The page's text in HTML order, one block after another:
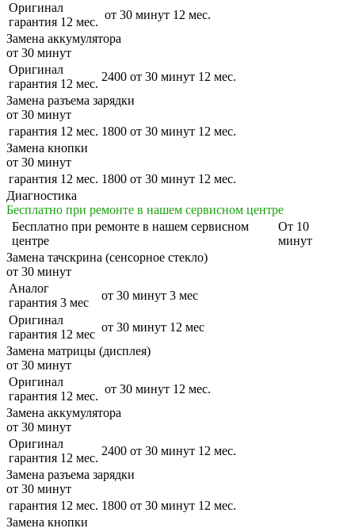
Оригинал
гарантия 12 мес.
от 30 минут 12 мес.
Замена аккумулятора
от 30 минут
Оригинал
гарантия 12 мес.
2400 от 30 минут 12 мес.
Замена разъема зарядки
от 30 минут
гарантия 12 мес. 1800 от 30 минут 12 мес.
Замена кнопки
от 30 минут
гарантия 12 мес. 1800 от 30 минут 12 мес.
Диагностика
Бесплатно при ремонте в нашем сервисном центре
Бесплатно при ремонте в нашем сервисном
центре
От 10
минут
Замена тачскрина (сенсорное стекло)
от 30 минут
Аналог
гарантия 3 мес
от 30 минут 3 мес
Оригинал
гарантия 12 мес
от 30 минут 12 мес
Замена матрицы (дисплея)
от 30 минут
Оригинал
гарантия 12 мес.
от 30 минут 12 мес.
Замена аккумулятора
от 30 минут
Оригинал
гарантия 12 мес.
2400 от 30 минут 12 мес.
Замена разъема зарядки
от 30 минут
гарантия 12 мес. 1800 от 30 минут 12 мес.
Замена кнопки